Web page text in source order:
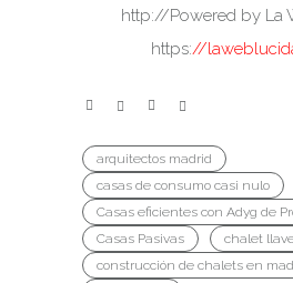
http://Powered by La
https://
arquitectos madrid
casas de consumo casi nulo
Casas eficientes con Adyg de
Casas Pasivas
chalet
construcción de chalets en